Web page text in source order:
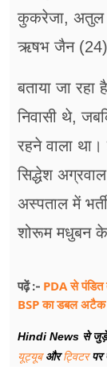
कुकरेजा, अतुल
ऋषभ जैन
बताया जा
निवासी थे,
रहने वाला
सिद्धेश
अस्पताल में
शोरूम मधुबन के
पढ़ें :- PDA से
BSP का डबल अटैक
Hindi News से जुड़े
यूट्यूबऔरट्विटरपर